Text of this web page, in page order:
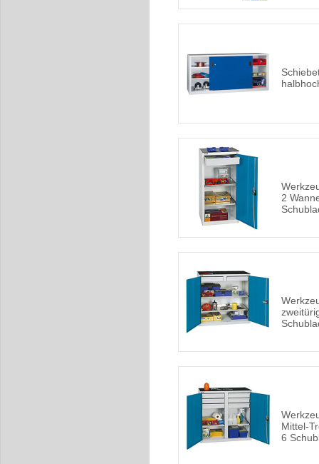
2
Mittel-
6